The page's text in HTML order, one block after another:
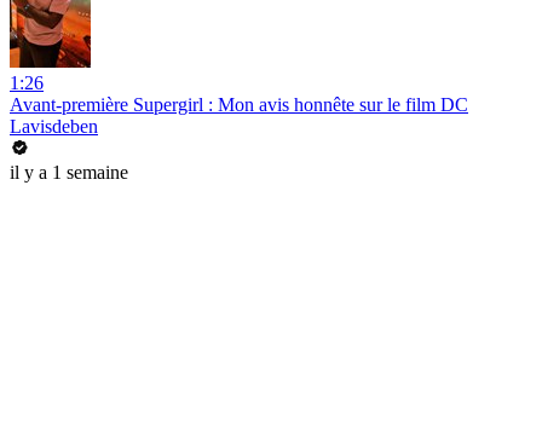
1:26
Avant-première Supergirl : Mon avis honnête sur le film DC
Lavisdeben
il y a 1 semaine